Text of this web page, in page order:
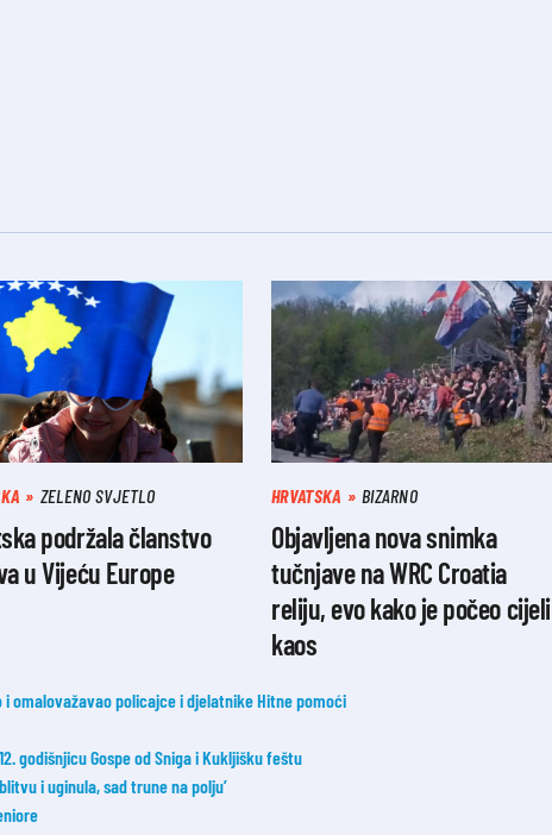
ZELENO SVJETLO
podržala članstvo
u Vijeću Europe
HRVATSKA BIZARNO
Objavljena nova snimka
tučnjave na WRC Croatia
reliju, evo kako je počeo cijeli
kaos
omalovažavao policajce i djelatnike Hitne pomoći
godišnjicu Gospe od Sniga i Kukljišku feštu
i uginula, sad trune na polju’